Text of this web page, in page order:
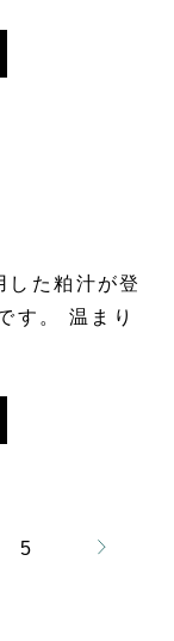
した粕汁が登
す。 温まり
5